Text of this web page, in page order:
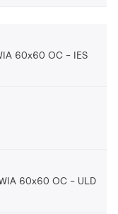
60x60 OC IES
60x60 OC ULD